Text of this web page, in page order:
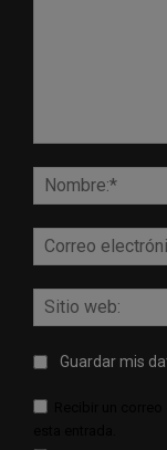
Guardar mis